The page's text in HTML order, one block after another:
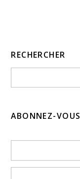
RECHERCHER
ABONNEZ-VOUS